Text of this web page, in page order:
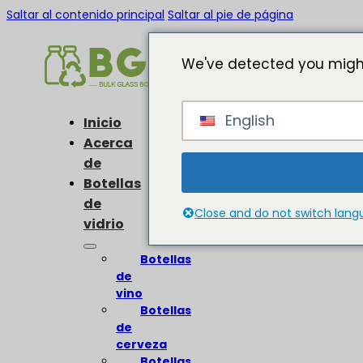
Saltar al contenido principal Saltar al pie de página
Inicio
Acerca
de
Botellas
de
vidrio
Botellas
de
vino
Botellas
de
cerveza
We've detected you
English
Close and do not switch